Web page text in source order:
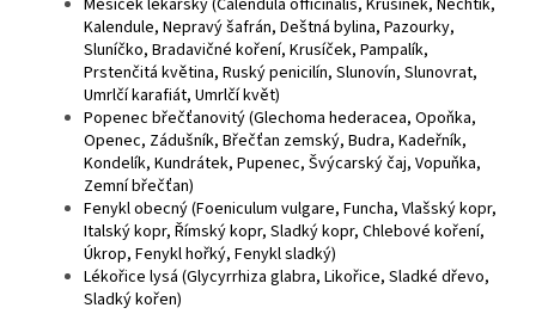
Měsíček lékařský (Calendula officinalis, Krušínek, Nechtík,
Kalendule, Nepravý šafrán, Deštná bylina, Pazourky,
Sluníčko, Bradavičné koření, Krusíček, Pampalík,
Prstenčitá květina, Ruský penicilín, Slunovín, Slunovrat,
Umrlčí karafiát, Umrlčí květ)
Popenec břečťanovitý (Glechoma hederacea, Opoňka,
Openec, Zádušník, Břečťan zemský, Budra, Kadeřník,
Kondelík, Kundrátek, Pupenec, Švýcarský čaj, Vopuňka,
Zemní břečťan)
Fenykl obecný (Foeniculum vulgare, Funcha, Vlašský kopr,
Italský kopr, Římský kopr, Sladký kopr, Chlebové koření,
Úkrop, Fenykl hořký, Fenykl sladký)
Lékořice lysá (Glycyrrhiza glabra, Likořice, Sladké dřevo,
Sladký kořen)